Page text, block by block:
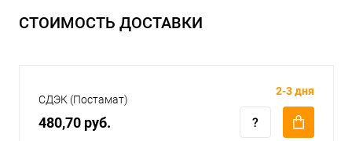
СТОИМОСТЬ ДОСТАВКИ
СДЭК (Постамат)
480,70 руб.
2-3 дня